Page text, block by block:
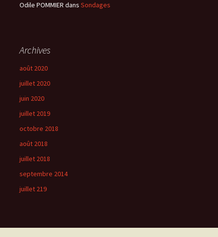
Odile POMMIER dans Sondages
Archives
août 2020
juillet 2020
juin 2020
juillet 2019
octobre 2018
août 2018
juillet 2018
septembre 2014
juillet 219